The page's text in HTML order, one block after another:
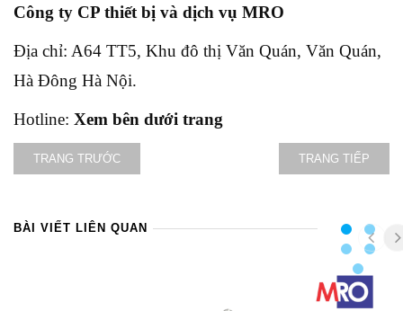
Công ty CP thiết bị và dịch vụ MRO
Địa chỉ: A64 TT5, Khu đô thị Văn Quán, Văn Quán,
Hà Đông Hà Nội.
Hotline: Xem bên dưới trang
TRANG TRƯỚC TRANG TIẾP
BÀI VIẾT LIÊN QUAN